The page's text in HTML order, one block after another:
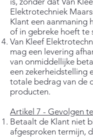
Elektrotechniek
Klant een aanmaning
of in gebreke hoeft te
Van Kleef
mag een levering
van onmiddellijke
een zekerheidstelling
totale bedrag van de
producten.
Artikel 7 - Gevolgen
Betaalt de Klant niet
afgesproken termijn,